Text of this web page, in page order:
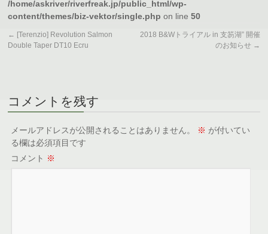
/home/askriver/riverfreak.jp/public_html/wp-
content/themes/biz-vektor/single.php on line50
← [Terenzio] Revolution Salmon
Double Taper DT10 Ecru
2018 B&Wトライアル in 支笏湖” 開催
のお知らせ →
コメントを残す
メールアドレスが公開されることはありません。 ※ が付いてい
る欄は必須項目です
コメント ※